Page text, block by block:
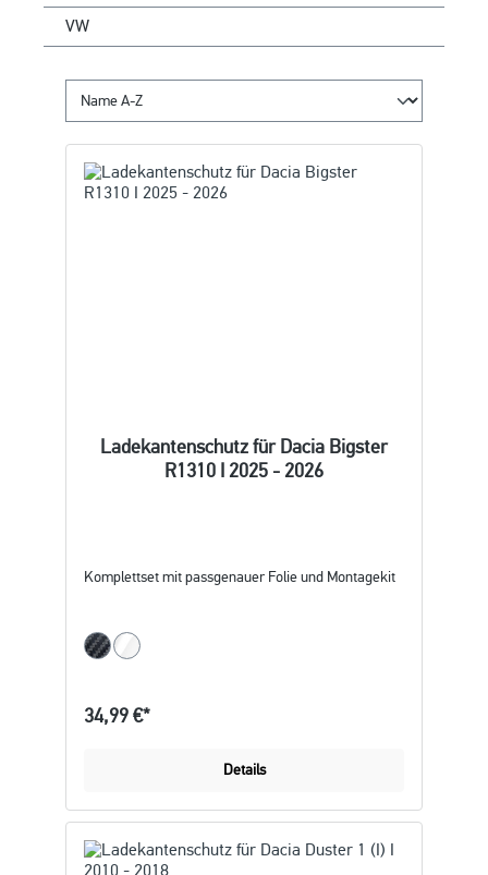
VW
Ladekantenschutz für Dacia Bigster
R1310 I 2025 - 2026
Komplettset mit passgenauer Folie und Montagekit
34,99 €*
Details